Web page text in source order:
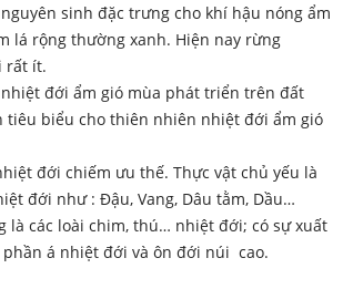
sinh đặc trưng cho khí hậu nóng ẩm
lá rộng thường xanh. Hiện nay rừng
rất ít.
đới ẩm gió mùa phát triển trên đất
tiêu biểu cho thiên nhiên nhiệt đới ẩm gió
đới chiếm ưu thế. Thực vật chủ yếu là
đới như : Đậu, Vang, Dâu tằm, Dầu…
là các loài chim, thú… nhiệt đới; có sự xuất
á nhiệt đới và ôn đới núi cao.